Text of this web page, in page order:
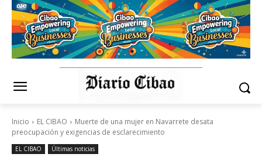
Inicio EL CIBAO
Muerte de una mujer en Navarrete desata
preocupación y exigencias de esclarecimiento
EL CIBAO Últimas noticias